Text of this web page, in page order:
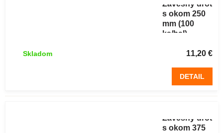
Závesný drôt
s okom 250
mm (100
ks/bal)
11,20 €
Skladom
DETAIL
Závesný drôt
s okom 375